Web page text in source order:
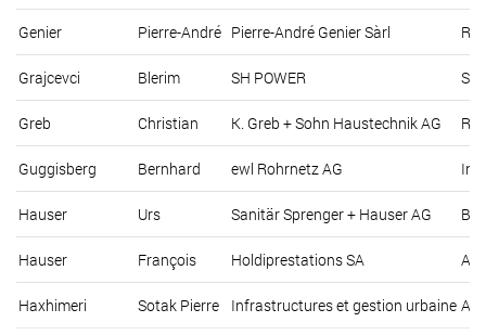
Genier Pierre-André Pierre-André Genier Sàrl
Grajcevci Blerim SH POWER
Greb Christian K. Greb + Sohn Haustechnik AG
Guggisberg Bernhard ewl Rohrnetz AG
Hauser Urs Sanitär Sprenger + Hauser AG
Hauser François Holdiprestations SA
Haxhimeri Sotak Pierre Infrastructures et gestion urbaine